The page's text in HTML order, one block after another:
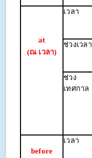
at
(ณ เวลา)
เวลา
ช่วงเวลา
ช่วง
เทศกาล
before
เวลา